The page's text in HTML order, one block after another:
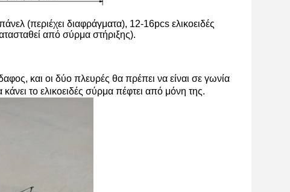
(περιέχει διαφράγματα), 12-16pcs ελικοειδές
από σύρμα στήριξης).
και οι δύο πλευρές θα πρέπει να είναι σε γωνία
το ελικοειδές σύρμα πέφτει από μόνη της.